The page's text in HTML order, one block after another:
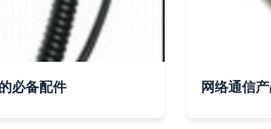
必备配件 网络通信